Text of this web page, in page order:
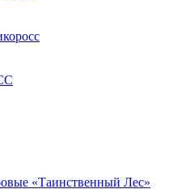
«Таинственный Лес»